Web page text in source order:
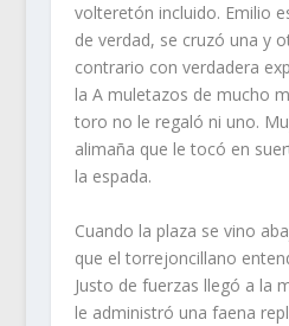
volteretón incluido. Emilio
de verdad, se cruzó una y
contrario con verdadera
la A muletazos de mucho
toro no le regaló ni uno.
alimaña que le tocó en
la espada.
Cuando la plaza se vino
que el torrejoncillano
Justo de fuerzas llegó a la
le administró una faena